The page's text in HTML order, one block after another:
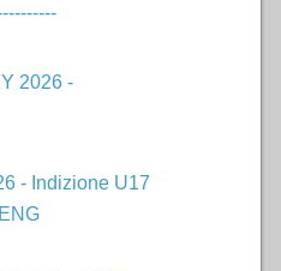
2026 -
- Indizione U17